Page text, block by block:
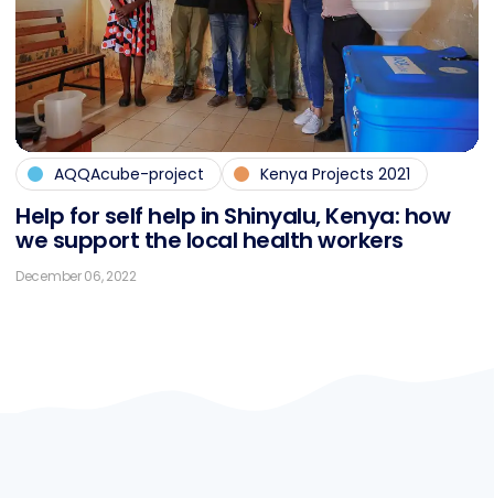
AQQAcube-project Kenya Projects 2021
Help for self help in Shin­ya­lu, Ke­nya: how
we sup­port the lo­cal health workers
December 06, 2022